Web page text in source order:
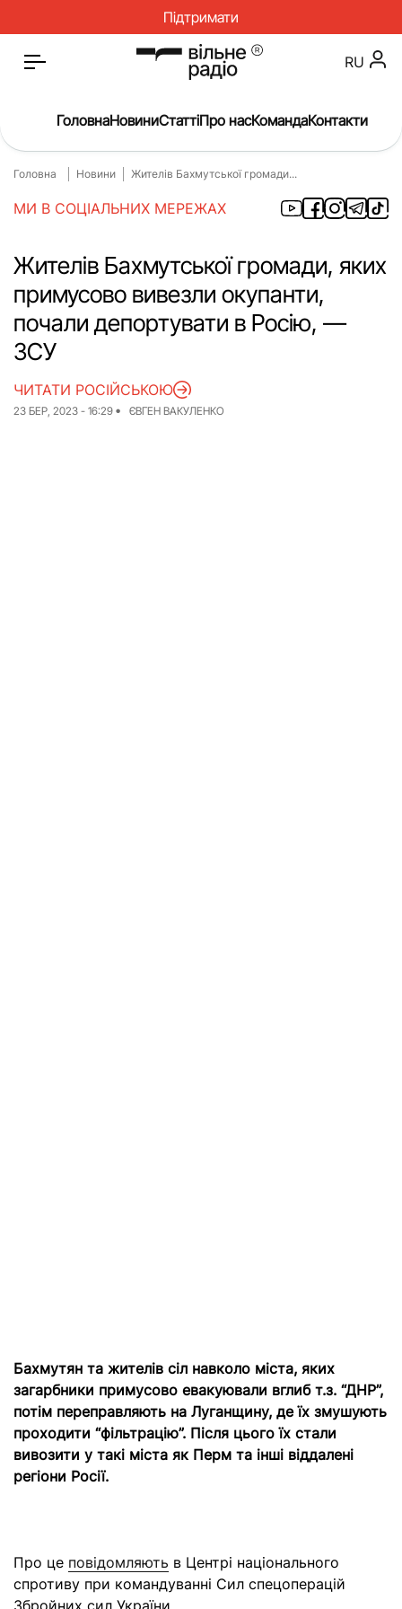
Підтримати
Головна
Новини
Окупація
Про нас
Війна
Гроші
Освіта
Інструкції
Медицина
ЖКГ
RU
ГоловнаНовиниСтаттіПро насКомандаКонтакти
Головна Новини Жителів Бахмутської громади...
МИ В СОЦІАЛЬНИХ МЕРЕЖАХ
Жителів Бахмутської громади, яких
примусово вивезли окупанти,
почали депортувати в Росію, —
ЗСУ
23 БЕР, 2023 - 16:29 ЄВГЕН ВАКУЛЕНКО
ЧИТАТИ РОСІЙСЬКОЮ
Бахмутян та жителів сіл навколо міста, яких
загарбники примусово евакуювали вглиб т.з. “ДНР”,
потім переправляють на Луганщину, де їх змушують
проходити “фільтрацію”. Після цього їх стали
вивозити у такі міста як Перм та інші віддалені
регіони Росії.
Про це повідомляють в Центрі національного
спротиву при командуванні Сил спецоперацій
Збройних сил України.